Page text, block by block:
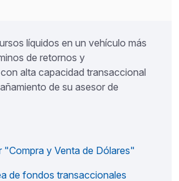
líquidos en un vehículo más
de retornos y
alta capacidad transaccional
de su asesor de
"Compra y Venta de Dólares"
de fondos transaccionales